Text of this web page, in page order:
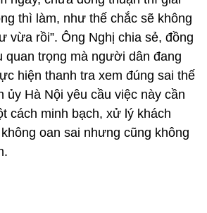
thì làm, như thế chắc sẽ không
vừa rồi”. Ông Nghị chia sẻ, đồng
quan trọng mà người dân đang
hiện thanh tra xem đúng sai thế
ủy Hà Nội yêu cầu việc này cần
cách minh bạch, xử lý khách
oan sai nhưng cũng không